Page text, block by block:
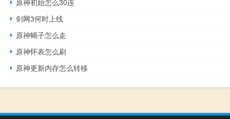
剑网3何时上线
原神蝎子怎么走
原神怀表怎么刷
原神更新内存怎么转移